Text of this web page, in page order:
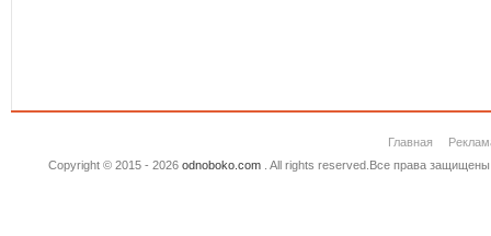
Главная
Copyright © 2015 - 2026 odnoboko.com. All rights reserved.Все права защищены.